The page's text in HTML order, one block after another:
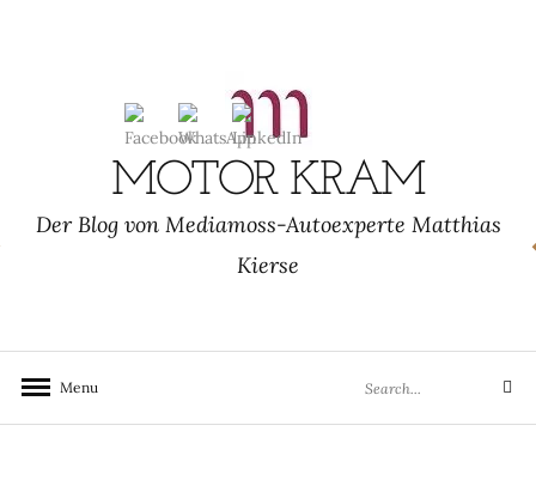
MOTOR KRAM
Der Blog von Mediamoss-Autoexperte Matthias
Kierse
Menu
for:
Search